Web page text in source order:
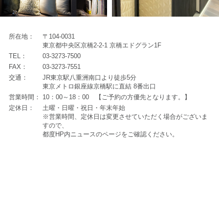
所在地：
〒104-0031
東京都中央区京橋2-2-1 京橋エドグラン1F
TEL：
03-3273-7500
FAX：
03-3273-7551
交通：
JR東京駅八重洲南口より徒歩5分
東京メトロ銀座線京橋駅に直結 8番出口
営業時間：
10：00～18：00 【ご予約の方優先となります。】
定休日：
土曜・日曜・祝日・年末年始
※営業時間、定休日は変更させていただく場合がございま
すので、
都度HP内ニュースのページをご確認ください。